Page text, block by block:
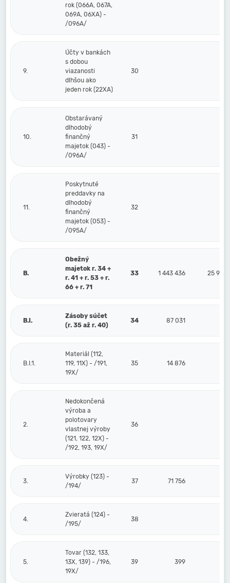
rok (066A, 067A,
069A, 06XA) -
/096A/
9.
Účty v bankách
s dobou
viazanosti
dlhšou ako
jeden rok (22XA)
30
10.
Obstarávaný
dlhodobý
finančný
majetok (043) -
/096A/
31
11.
Poskytnuté
preddavky na
dlhodobý
finančný
majetok (053) -
/095A/
32
B.
Obežný
majetok r. 34 +
r. 41 + r. 53 + r.
66 + r. 71
33 1 443 436 25 926
B.I.
Zásoby súčet
(r. 35 až r. 40)
34 87 031
B.I.1.
Materiál (112,
119, 11X) - /191,
19X/
35 14 876
2.
Nedokončená
výroba a
polotovary
vlastnej výroby
(121, 122, 12X) -
/192, 193, 19X/
36
3.
Výrobky (123) -
/194/
37 71 756
4.
Zvieratá (124) -
/195/
38
5.
Tovar (132, 133,
13X, 139) - /196,
19X/
39 399